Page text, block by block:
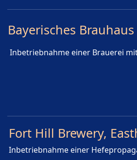
Bayerisches
Inbetriebnahme einer Brauerei
Fort Hill Brewery,
Inbetriebnahme einer